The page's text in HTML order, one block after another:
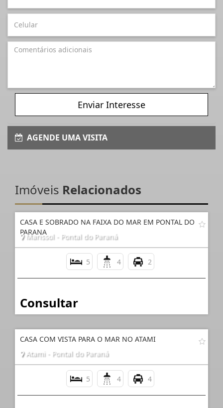
Enviar Interesse
AGENDE UMA VISITA
Imóveis Relacionados
CASA E SOBRADO NA FAIXA DO MAR EM PONTAL DO
PARANA
Marissol - Pontal do Paraná
5 4 2
Consultar
CASA COM VISTA PARA O MAR NO ATAMI
Atami - Pontal do Paraná
5 4 4